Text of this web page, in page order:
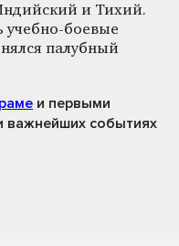
и Тихий.
учебно-боевые
палубный
и первыми
важнейших событиях